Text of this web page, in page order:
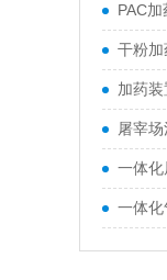
PAC
干粉加
加药
屠宰
一体
一体化